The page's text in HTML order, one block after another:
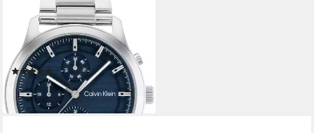
Multifunktionsuhr SPORT
MULTI-FUNCTION
25200208, Quarzuhr,
Armbanduhr, Herrenuhr,
Datum, Edelstahlarmband
(1)
194,84 €
lieferbar - in 2-3 Werktagen bei dir